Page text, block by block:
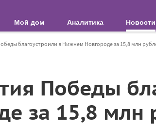
Мой дом Аналитика Новости
благоустроили в Нижнем Новгороде за 15,8 млн
Победы
за 15,8 млн